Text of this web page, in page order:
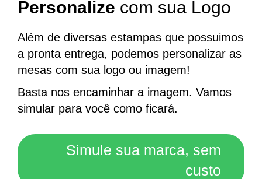
Personalize com sua Logo
Além de diversas estampas que possuimos
a pronta entrega, podemos personalizar as
mesas com sua logo ou imagem!
Basta nos encaminhar a imagem. Vamos
simular para você como ficará.
Simule sua marca, sem
custo